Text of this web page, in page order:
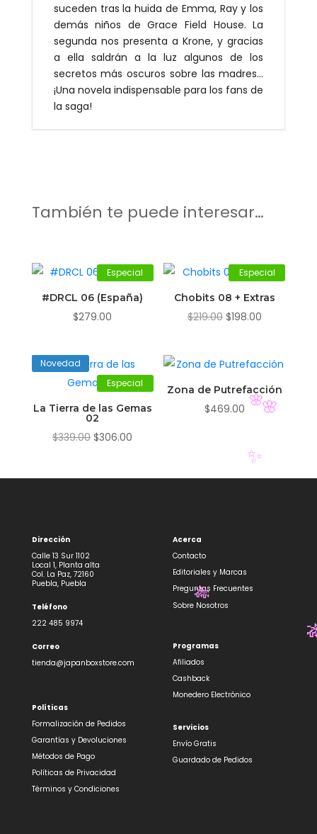
suceden tras la huida de Emma, Ray y los
demás niños de Grace Field House. La
segunda nos presenta a Krone, y gracias
a ella saldrán a la luz algunos de los
secretos más oscuros sobre las madres…
¡Una novela indispensable para los fans de
la saga!
También te puede interesar…
Especial
#DRCL 06 (España)
$279.00
Especial
Chobits 08 + Extras
$219.00 El
era:
$219.00.
$198.00El
es:
$198.00.
Especial
Novedad
La Tierra de las Gemas
02
$339.00El
$306.00
Zona de Putrefacción
$469.00
Dirección
Calle 13 Sur 1102
Local 1, Planta alta
Col. La Paz, 72160
Puebla, Puebla
Teléfono
222 485 9974
Correo
tienda@japanboxstore.com
Políticas
Formalización de Pedidos
Garantías y Devoluciones
Métodos de Pago
Políticas de Privacidad
Términos y Condiciones
Acerca
Contacto
Editoriales y Marcas
Preguntas Frecuentes
Sobre Nosotros
Programas
Afiliados
Cashback
Monedero Electrónico
Servicios
Envío Gratis
Guardado de Pedidos